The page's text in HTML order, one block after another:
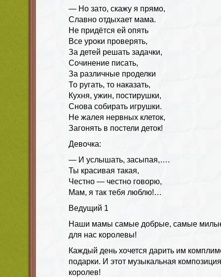
— Но зато, скажу я прямо,
Славно отдыхает мама.
Не придётся ей опять
Все уроки проверять,
За детей решать задачки,
Сочинение писать,
За различные проделки
То ругать, то наказать,
Кухня, ужин, постирушки,
Снова собирать игрушки.
Не жалея нервных клеток,
Загонять в постели деток!
Девочка:
— И услышать, засыпая,….
Ты красивая такая,
Честно — честно говорю,
Мам, я так тебя люблю!…
Ведущий 1
Наши мамы самые добрые, самые
для нас королевы!
Каждый день хочется дарить им
подарки. И этот музыкальная
королев!